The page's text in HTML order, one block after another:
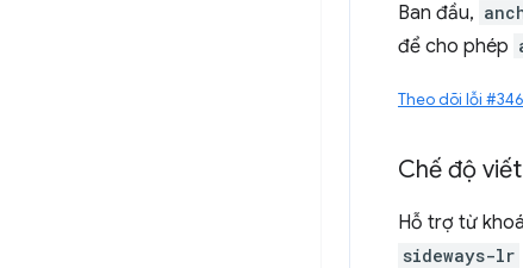
Ban đầu,
để cho phép
Theo dõi lỗi
Chế độ
Hỗ trợ từ khoá
sideways-lr